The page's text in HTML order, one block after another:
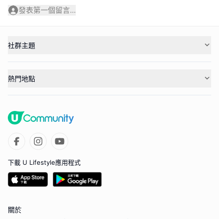
發表第一個留言...
社群主題
熱門地點
下載 U Lifestyle應用程式
關於